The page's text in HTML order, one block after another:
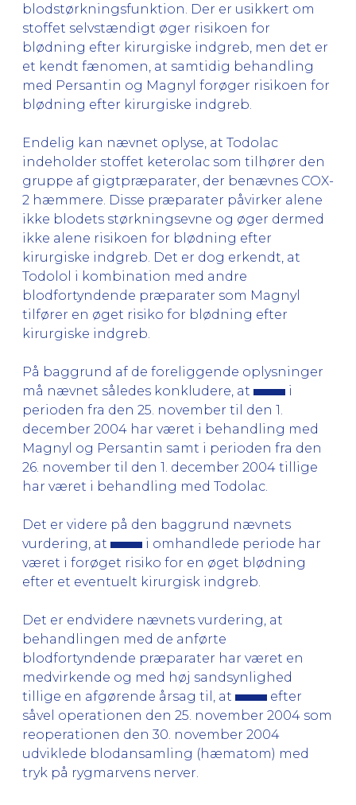
blodstørkningsfunktion. Der er usikkert om
stoffet selvstændigt øger risikoen for
blødning efter kirurgiske indgreb, men det er
et kendt fænomen, at samtidig behandling
med Persantin og Magnyl forøger risikoen for
blødning efter kirurgiske indgreb.
Endelig kan nævnet oplyse, at Todolac
indeholder stoffet keterolac som tilhører den
gruppe af gigtpræparater, der benævnes COX-
2 hæmmere. Disse præparater påvirker alene
ikke blodets størkningsevne og øger dermed
ikke alene risikoen for blødning efter
kirurgiske indgreb. Det er dog erkendt, at
Todolol i kombination med andre
blodfortyndende præparater som Magnyl
tilfører en øget risiko for blødning efter
kirurgiske indgreb.
På baggrund af de foreliggende oplysninger
må nævnet således konkludere, at
i
perioden fra den 25. november til den 1.
december 2004 har været i behandling med
Magnyl og Persantin samt i perioden fra den
26. november til den 1. december 2004 tillige
har været i behandling med Todolac.
Det er videre på den baggrund nævnets
vurdering, at
i omhandlede periode har
været i forøget risiko for en øget blødning
efter et eventuelt kirurgisk indgreb.
Det er endvidere nævnets vurdering, at
behandlingen med de anførte
blodfortyndende præparater har været en
medvirkende og med høj sandsynlighed
tillige en afgørende årsag til, at
efter
såvel operationen den 25. november 2004 som
reoperationen den 30. november 2004
udviklede blodansamling (hæmatom) med
tryk på rygmarvens nerver.